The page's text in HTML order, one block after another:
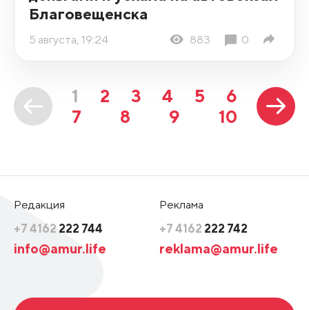
Благовещенска
5 августа, 19:24 883 0
1 2 3 4 5
6
7
8 9 10
Редакция
+7 4162 222 744
info@amur.life
Реклама
+7 4162 222 742
reklama@amur.life